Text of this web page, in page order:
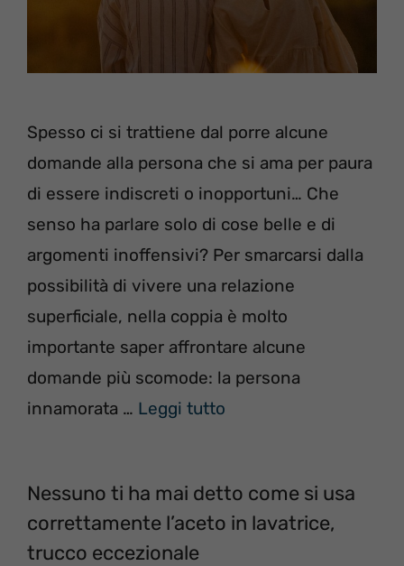
Spesso ci si trattiene dal porre alcune
domande alla persona che si ama per paura
di essere indiscreti o inopportuni… Che
senso ha parlare solo di cose belle e di
argomenti inoffensivi? Per smarcarsi dalla
possibilità di vivere una relazione
superficiale, nella coppia è molto
importante saper affrontare alcune
domande più scomode: la persona
innamorata … Leggi tutto
Nessuno ti ha mai detto come si usa
correttamente l’aceto in lavatrice,
trucco eccezionale